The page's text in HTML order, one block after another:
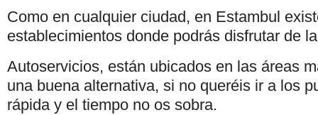
Como en cualquier ciudad, en Estambul
establecimientos donde podrás disfrutar de
Autoservicios, están ubicados en las áreas
una buena alternativa, si no queréis ir a los
rápida y el tiempo no os sobra.